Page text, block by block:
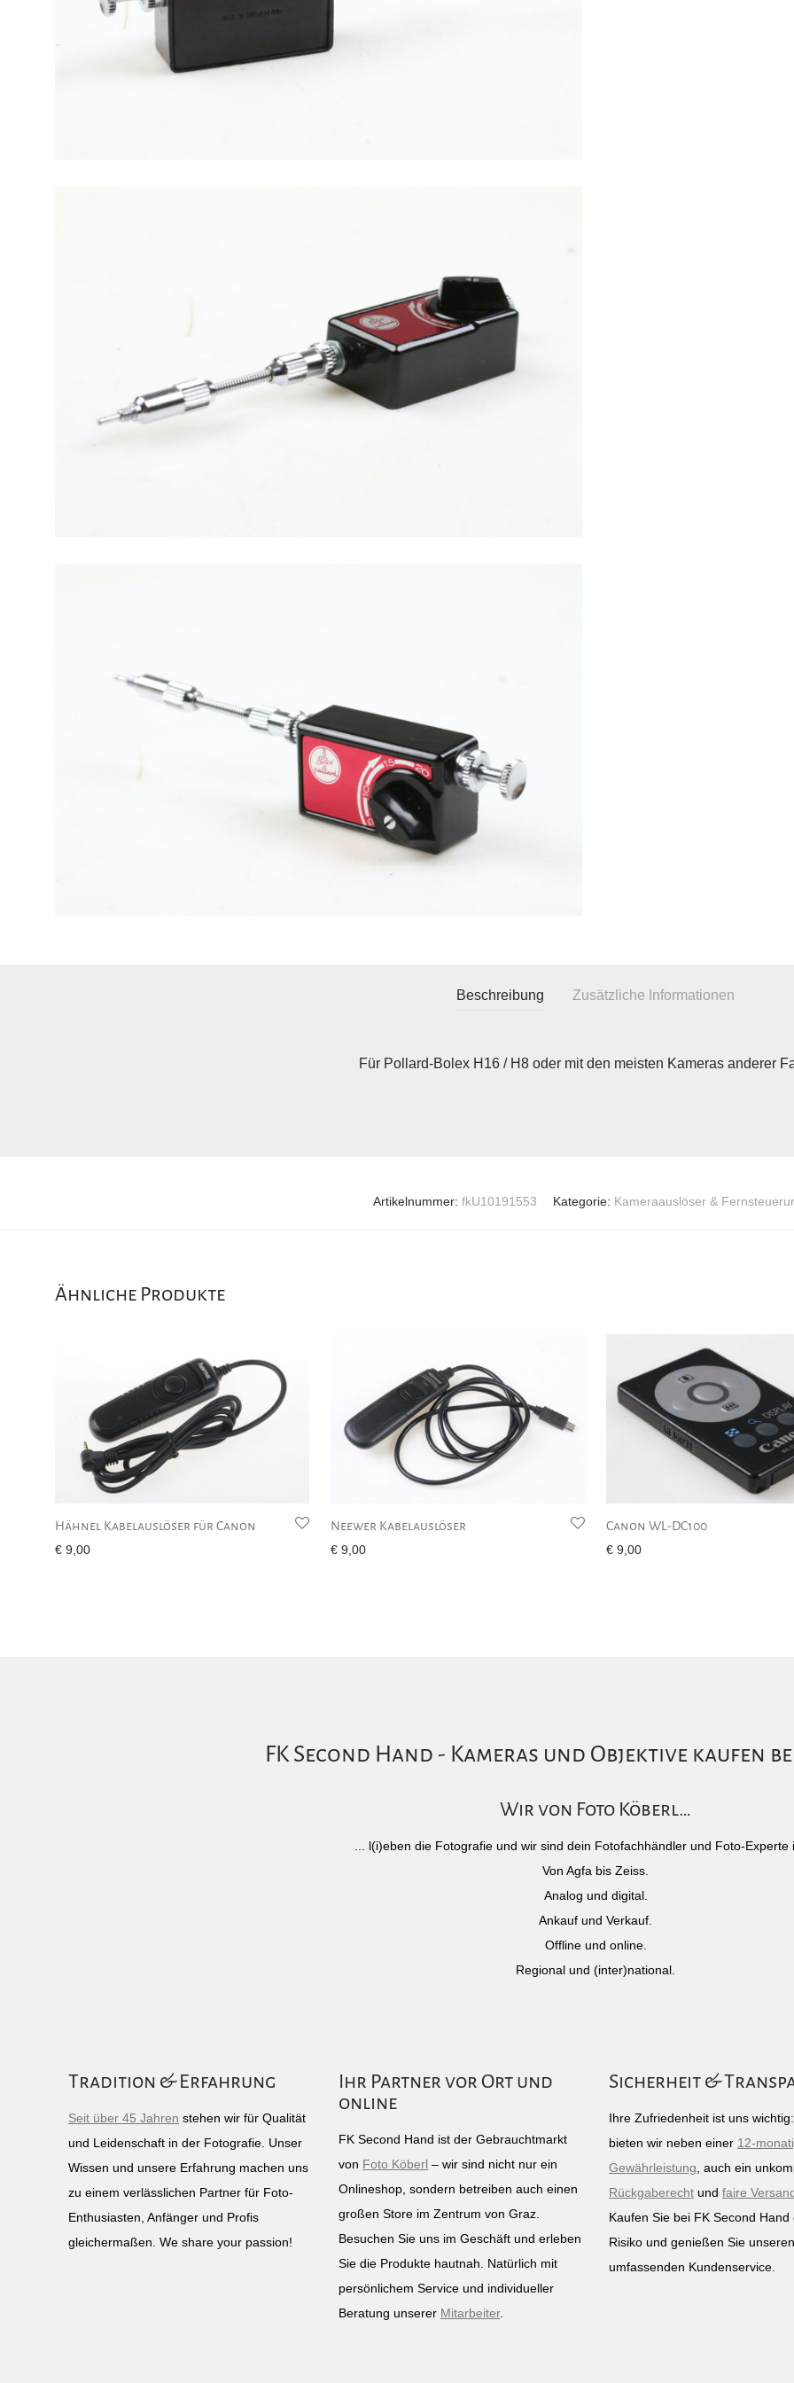
Beschreibung Zusätzliche Informationen
Für Pollard-Bolex H16 / H8 oder mit den meisten Kameras anderer
Artikelnummer: fkU10191553 Kategorie: Kameraauslöser &
Ähnliche Produkte
Hähnel Kabelauslöser für Canon
€ 9,00
Neewer Kabelauslöser
€ 9,00
Canon WL-DC100
€ 9,00
FK Second Hand - Kameras und Objektive kaufen
Wir von Foto Köberl…
... l(i)eben die Fotografie und wir sind dein Fotofachhändler und Foto-Experte
Von Agfa bis Zeiss.
Analog und digital.
Ankauf und Verkauf.
Offline und online.
Regional und (inter)national.
Tradition & Erfahrung
Seit über 45 Jahren stehen wir für Qualität
und Leidenschaft in der Fotografie. Unser
Wissen und unsere Erfahrung machen uns
zu einem verlässlichen Partner für Foto-
Enthusiasten, Anfänger und Profis
gleichermaßen. We share your passion!
Ihr Partner vor Ort und
online
FK Second Hand ist der Gebrauchtmarkt
von Foto Köberl – wir sind nicht nur ein
Onlineshop, sondern betreiben auch einen
großen Store im Zentrum von Graz.
Besuchen Sie uns im Geschäft und erleben
Sie die Produkte hautnah. Natürlich mit
persönlichem Service und individueller
Beratung unserer Mitarbeiter.
Sicherheit &
Ihre Zufriedenheit ist uns
bieten wir neben einer 12-
Gewährleistung , auch ein
Rückgaberecht und faire
Kaufen Sie bei FK Second Hand
Risiko und genießen Sie unseren
umfassenden Kundenservice.